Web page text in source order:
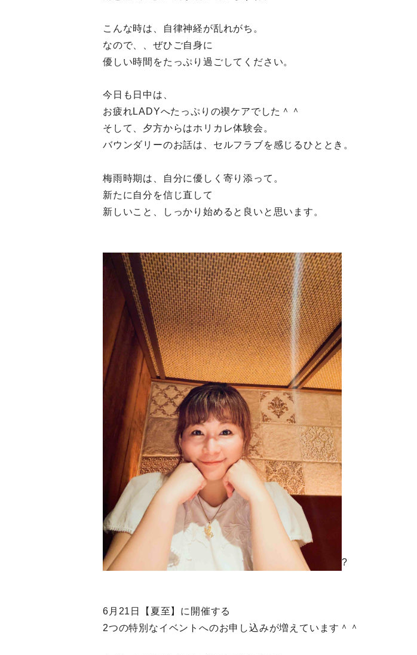
こんな時は、自律神経が乱れがち。
なので、、ぜひご自身に
優しい時間をたっぷり過ごしてください。
今日も日中は、
お疲れLADYへたっぷりの禊ケアでした＾＾
そして、夕方からはホリカレ体験会。
バウンダリーのお話は、セルフラブを感じるひととき。
梅雨時期は、自分に優しく寄り添って。
新たに自分を信じ直して
新しいこと、しっかり始めると良いと思います。
?
6月21日【夏至】に開催する
2つの特別なイベントへのお申し込みが増えています＾＾